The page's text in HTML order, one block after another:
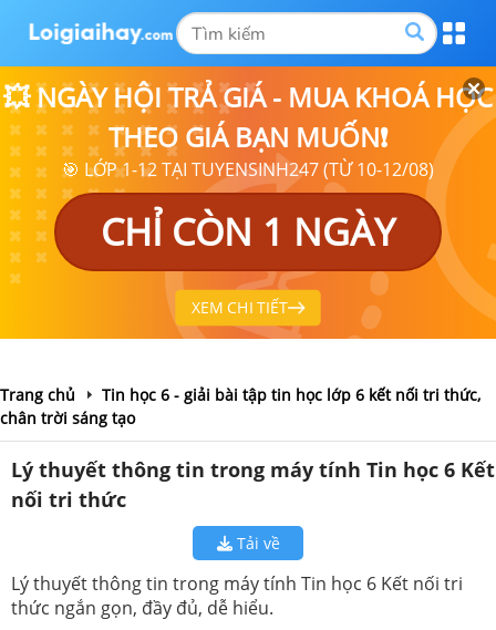
💥 NGÀY HỘI TRẢ GIÁ - MUA KHOÁ HỌC
THEO GIÁ BẠN MUỐN❗
🎯 LỚP 1-12 TẠI TUYENSINH247 (TỪ 10-12/08)
CHỈ CÒN 1 NGÀY
XEM CHI TIẾT
Trang chủ
Tin học 6 - giải bài tập tin học lớp 6 kết nối tri thức,
chân trời sáng tạo
Lý thuyết thông tin trong máy tính Tin học 6 Kết
nối tri thức
Tải về
Lý thuyết thông tin trong máy tính Tin học 6 Kết nối tri
thức ngắn gọn, đầy đủ, dễ hiểu.